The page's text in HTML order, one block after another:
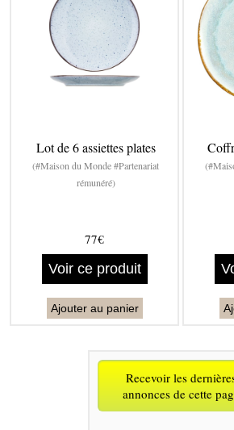
Lot de 6 assiettes plates
(#Maison du Monde #Partenariat
rémunéré)
77€
Voir ce produit
Ajouter au panier
Recevoir les
annonces de cette